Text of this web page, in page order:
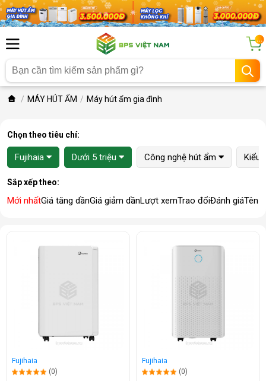
...
MÁY HÚT ẨM Máy hút ẩm gia đình
Chọn theo tiêu chí:
Fujihaia Dưới 5 triệu Công nghệ hút ẩm Kiểu
Sắp xếp theo:
Mới nhấtGiá tăng dầnGiá giảm dầnLượt xemTrao đổiĐánh giáTên
Fujihaia
(0)
Fujihaia
(0)